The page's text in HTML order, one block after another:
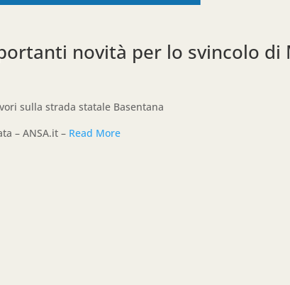
novità per lo svincolo di
sulla strada statale Basentana
– ANSA.it – Read More